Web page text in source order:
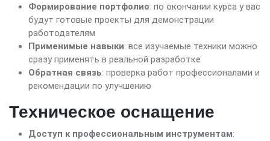
Формирование портфолио: по окончании курса у вас
будут готовые проекты для демонстрации
работодателям
Применимые навыки: все изучаемые техники можно
сразу применять в реальной разработке
Обратная связь: проверка работ профессионалами и
рекомендации по улучшению
Техническое оснащение
Доступ к профессиональным инструментам: